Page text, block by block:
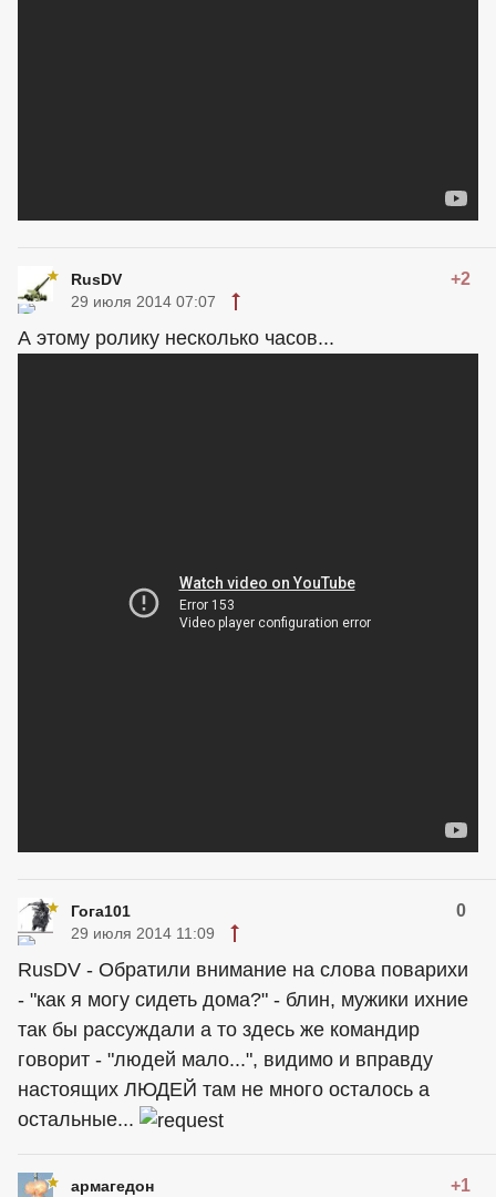
RusDV +2
29 июля 2014 07:07
А этому ролику несколько часов...
Гога101 0
29 июля 2014 11:09
RusDV - Обратили внимание на слова поварихи
- "как я могу сидеть дома?" - блин, мужики ихние
так бы рассуждали а то здесь же командир
говорит - "людей мало...", видимо и вправду
настоящих ЛЮДЕЙ там не много осталось а
остальные...
армагедон +1